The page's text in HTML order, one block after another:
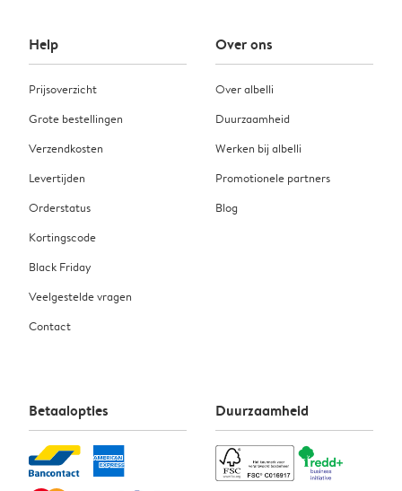
Help
Prijsoverzicht
Grote bestellingen
Verzendkosten
Levertijden
Orderstatus
Kortingscode
Black Friday
Veelgestelde vragen
Contact
Over ons
Over albelli
Duurzaamheid
Werken bij albelli
Promotionele partners
Blog
Betaalopties Duurzaamheid